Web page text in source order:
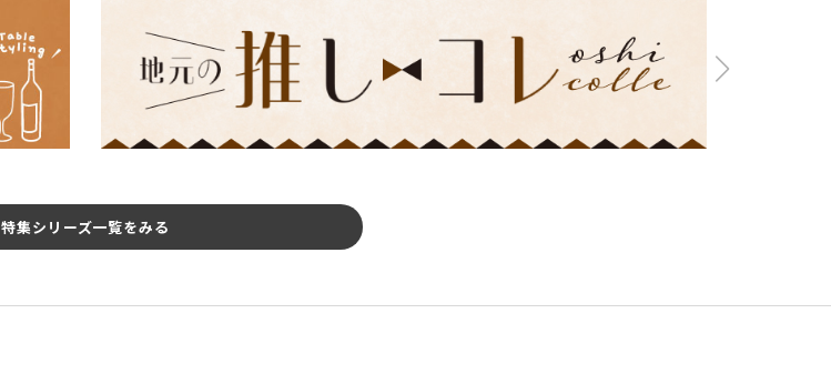
特集シリーズ一覧をみる